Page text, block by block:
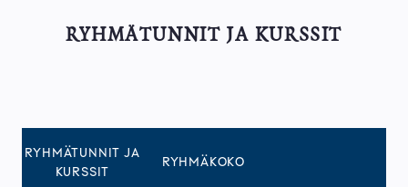
RYHMÄTUNNIT JA KURSSIT
RYHMÄTUNNIT JA
KURSSIT
RYHMÄKOKO